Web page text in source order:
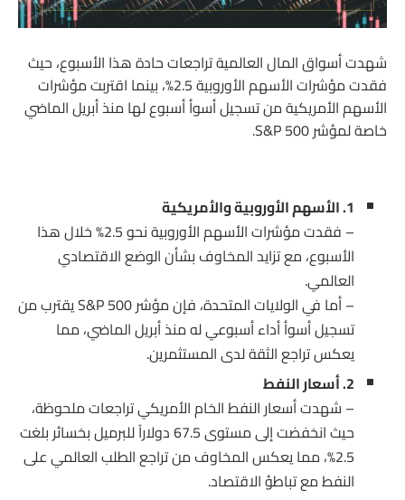
شهدت أسواق المال العالمية تراجعات حادة هذا الأسبوع، حيث
فقدت مؤشرات الأسهم الأوروبية 2.5%، بينما اقتربت مؤشرات
الأسهم الأمريكية من تسجيل أسوأ أسبوع لها منذ أبريل الماضي
خاصة لمؤشر S&P 500.
1. الأسهم الأوروبية والأمريكية
– فقدت مؤشرات الأسهم الأوروبية نحو 2.5% خلال هذا
الأسبوع، مع تزايد المخاوف بشأن الوضع الاقتصادي
العالمي.
– أما في الولايات المتحدة، فإن مؤشر S&P 500 يقترب من
تسجيل أسوأ أداء أسبوعي له منذ أبريل الماضي، مما
يعكس تراجع الثقة لدى المستثمرين.
2. أسعار النفط
– شهدت أسعار النفط الخام الأمريكي تراجعات ملحوظة،
حيث انخفضت إلى مستوى 67.5 دولاراً للبرميل بخسائر بلغت
2.5%، مما يعكس المخاوف من تراجع الطلب العالمي على
النفط مع تباطؤ الاقتصاد.